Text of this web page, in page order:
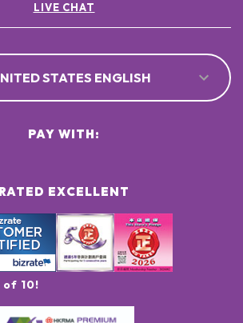
LIVE CHAT
STATES ENGLISH
RATED EXCELLENT
of 10!
PAY WITH: